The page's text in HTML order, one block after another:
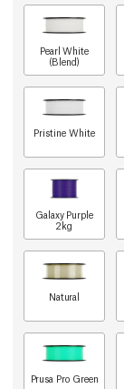
Pearl White
(Blend)
Pristine White
Galaxy Purple
2kg
Natural
Prusa Pro Green